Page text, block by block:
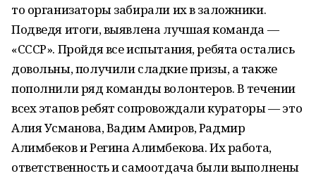
то организаторы забирали их в заложники.
Подведя итоги, выявлена лучшая команда —
«СССР». Пройдя все испытания, ребята остались
довольны, получили сладкие призы, а также
пополнили ряд команды волонтеров. В течении
всех этапов ребят сопровождали кураторы — это
Алия Усманова, Вадим Амиров, Радмир
Алимбеков и Регина Алимбекова. Их работа,
ответственность и самоотдача были выполнены